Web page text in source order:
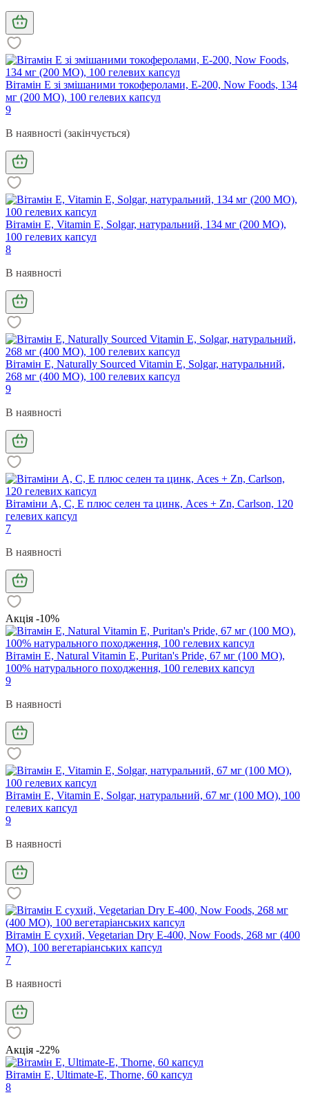
Вітамін Е зі змішаними токоферолами, E-200, Now Foods, 134
мг (200 МО), 100 гелевих капсул
9
В наявності (закінчується)
Вітамін Е, Vitamin E, Solgar, натуральний, 134 мг (200 МО),
100 гелевих капсул
8
В наявності
Вітамін Е, Naturally Sourced Vitamin E, Solgar, натуральний,
268 мг (400 МО), 100 гелевих капсул
9
В наявності
Вітаміни А, С, Е плюс селен та цинк, Aces + Zn, Carlson, 120
гелевих капсул
7
В наявності
Акція -10%
Вітамін Е, Natural Vitamin E, Puritan's Pride, 67 мг (100 МО),
100% натурального походження, 100 гелевих капсул
9
В наявності
Вітамін Е, Vitamin E, Solgar, натуральний, 67 мг (100 МО), 100
гелевих капсул
9
В наявності
Вітамін Е сухий, Vegetarian Dry E-400, Now Foods, 268 мг (400
МО), 100 вегетаріанських капсул
7
В наявності
Акція -22%
Вітамін Е, Ultimate-E, Thorne, 60 капсул
8